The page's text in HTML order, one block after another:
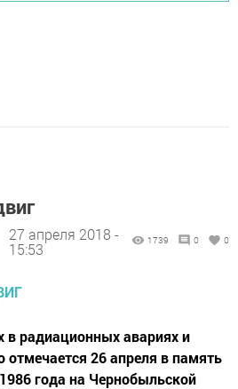
27 апреля 2018 -
15:53
1739 0 0
в радиационных авариях и
отмечается 26 апреля в память
года на Чернобыльской